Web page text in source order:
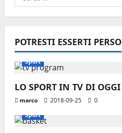
per:
POTRESTI ESSERTI PERSO
Sport
LO SPORT IN TV DI OGGI
marco 2018-09-25
0
Sport